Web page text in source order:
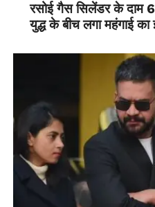
रसोई गैस सिलेंडर के दाम
युद्ध के बीच लगा महंगाई